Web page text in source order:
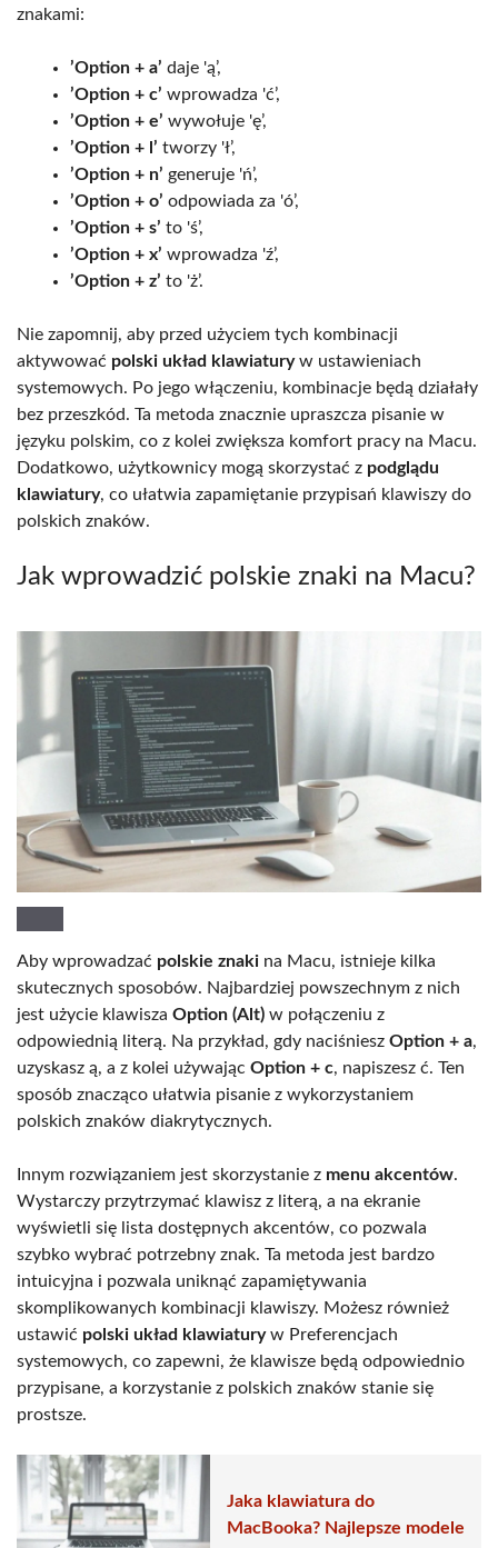
znakami:
’Option + a’ daje 'ą’,
’Option + c’ wprowadza 'ć’,
’Option + e’ wywołuje 'ę’,
’Option + l’ tworzy 'ł’,
’Option + n’ generuje 'ń’,
’Option + o’ odpowiada za 'ó’,
’Option + s’ to 'ś’,
’Option + x’ wprowadza 'ź’,
’Option + z’ to 'ż’.
Nie zapomnij, aby przed użyciem tych kombinacji
aktywować polski układ klawiaturyw ustawieniach
systemowych. Po jego włączeniu, kombinacje będą działały
bez przeszkód. Ta metoda znacznie upraszcza pisanie w
języku polskim, co z kolei zwiększa komfort pracy na Macu.
Dodatkowo, użytkownicy mogą skorzystać z podglądu
klawiatury, co ułatwia zapamiętanie przypisań klawiszy do
polskich znaków.
Jak wprowadzić polskie znaki na Macu?
Aby wprowadzać polskie znaki na Macu, istnieje kilka
skutecznych sposobów. Najbardziej powszechnym z nich
jest użycie klawisza Option (Alt) w połączeniu z
odpowiednią literą. Na przykład, gdy naciśniesz Option + a,
uzyskasz ą, a z kolei używając Option + c, napiszesz ć. Ten
sposób znacząco ułatwia pisanie z wykorzystaniem
polskich znaków diakrytycznych.
Innym rozwiązaniem jest skorzystanie z menu akcentów.
Wystarczy przytrzymać klawisz z literą, a na ekranie
wyświetli się lista dostępnych akcentów, co pozwala
szybko wybrać potrzebny znak. Ta metoda jest bardzo
intuicyjna i pozwala uniknąć zapamiętywania
skomplikowanych kombinacji klawiszy. Możesz również
ustawić polski układ klawiaturyw Preferencjach
systemowych, co zapewni, że klawisze będą odpowiednio
przypisane, a korzystanie z polskich znaków stanie się
prostsze.
Jaka klawiatura do
MacBooka? Najlepsze modele